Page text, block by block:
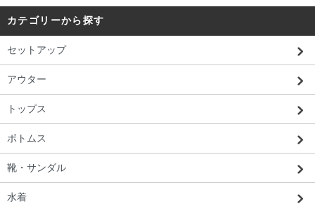
カテゴリーから探す
セットアップ
アウター
トップス
ボトムス
靴・サンダル
水着